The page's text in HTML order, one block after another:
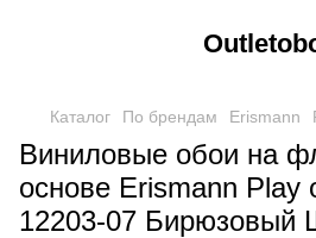
Каталог По брендам Erismann
Виниловые обои на
основе Erismann Play
12203-07 Бирюзовый